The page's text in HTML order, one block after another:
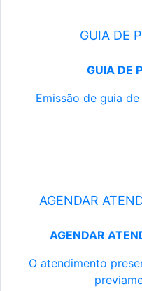
GUIA DE
GUIA DE
Emissão de guia
AGENDAR
AGENDAR
O atendimento